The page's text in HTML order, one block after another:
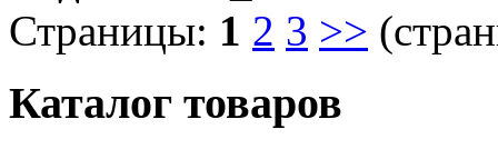
Страницы: 1 2 3 >>
Каталог товаров